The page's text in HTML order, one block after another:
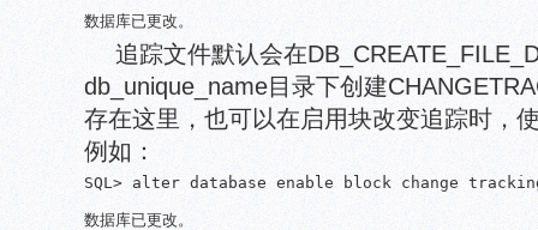
数据库已更改。
追踪文件默认会在
db_unique_name目录下创建
存在这里，也可以在启用块改变追踪时，
例如：
SQL> alter database enable block change tracking
数据库已更改。